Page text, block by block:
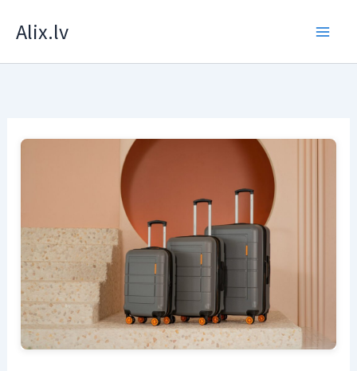
Alix.lv